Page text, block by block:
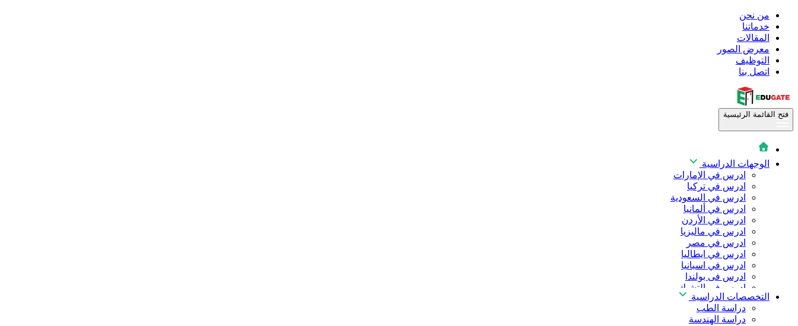
من نحن
خدماتنا
المقالات
معرض الصور
التوظيف
اتصل بنا
فتح القائمة الرئيسية
الوجهات الدراسية
ادرس في الإمارات
ادرس في تركيا
ادرس في السعودية
ادرس في ألمانيا
ادرس في الأردن
ادرس في ماليزيا
ادرس في مصر
ادرس في ايطاليا
ادرس في اسبانيا
ادرس فى بولندا
ادرس فى التشيك
ادرس في المجر
ادرس في الصين
التخصصات الدراسية
دراسة الطب
دراسة الهندسة